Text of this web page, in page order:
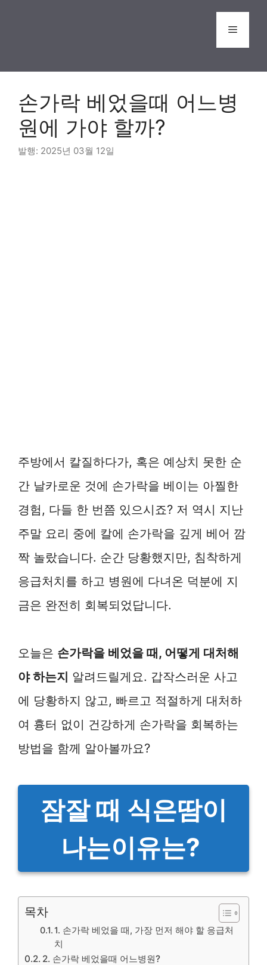
Menu
손가락 베었을때 어느병
원에 가야 할까?
2025년 03월 12일
주방에서 칼질하다가, 혹은 예상치 못한 순
간 날카로운 것에 손가락을 베이는 아찔한
경험, 다들 한 번쯤 있으시죠? 저 역시 지난
주말 요리 중에 칼에 손가락을 깊게 베어 깜
짝 놀랐습니다. 순간 당황했지만, 침착하게
응급처치를 하고 병원에 다녀온 덕분에 지
금은 완전히 회복되었답니다.
오늘은 손가락을 베었을 때, 어떻게 대처해
야 하는지 알려드릴게요. 갑작스러운 사고
에 당황하지 않고, 빠르고 적절하게 대처하
여 흉터 없이 건강하게 손가락을 회복하는
방법을 함께 알아볼까요?
잠잘 때 식은땀이
나는이유는?
목차
1. 손가락 베었을 때, 가장 먼저 해야 할 응급처
치
2. 손가락 베었을때 어느병원?